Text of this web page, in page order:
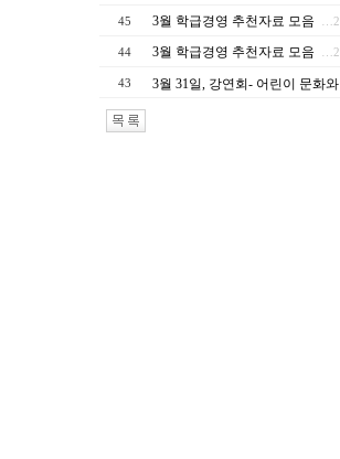
45 3월 학급경영 추천자료 모음
44 3월 학급경영 추천자료 모음
43 3월 31일, 강연회- 어린이 문화